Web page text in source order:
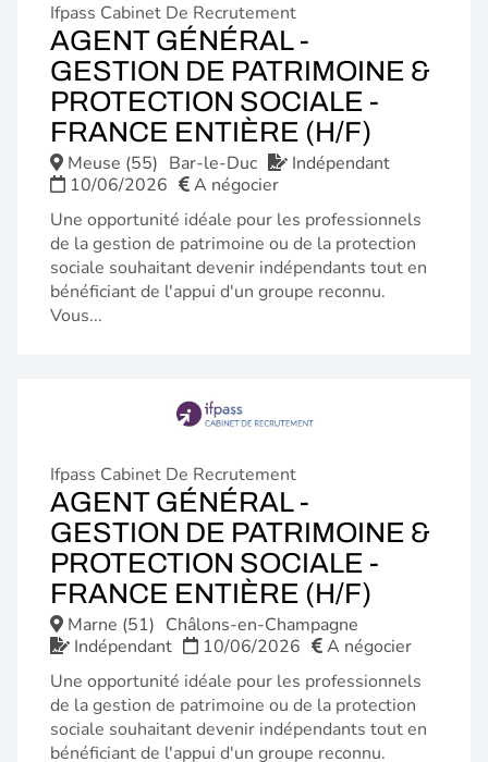
Ifpass Cabinet De Recrutement
AGENT GÉNÉRAL -
GESTION DE PATRIMOINE &
PROTECTION SOCIALE -
FRANCE ENTIÈRE (H/F)
Meuse (55) Bar-le-Duc
Indépendant
10/06/2026
A négocier
Une opportunité idéale pour les professionnels
de la gestion de patrimoine ou de la protection
sociale souhaitant devenir indépendants tout en
bénéficiant de l'appui d'un groupe reconnu.
Vous...
Ifpass Cabinet De Recrutement
AGENT GÉNÉRAL -
GESTION DE PATRIMOINE &
PROTECTION SOCIALE -
FRANCE ENTIÈRE (H/F)
Marne (51) Châlons-en-Champagne
Indépendant
10/06/2026
A négocier
Une opportunité idéale pour les professionnels
de la gestion de patrimoine ou de la protection
sociale souhaitant devenir indépendants tout en
bénéficiant de l'appui d'un groupe reconnu.